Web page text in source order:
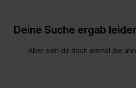
Deine Suche ergab
Aber sieh dir doch einmal die